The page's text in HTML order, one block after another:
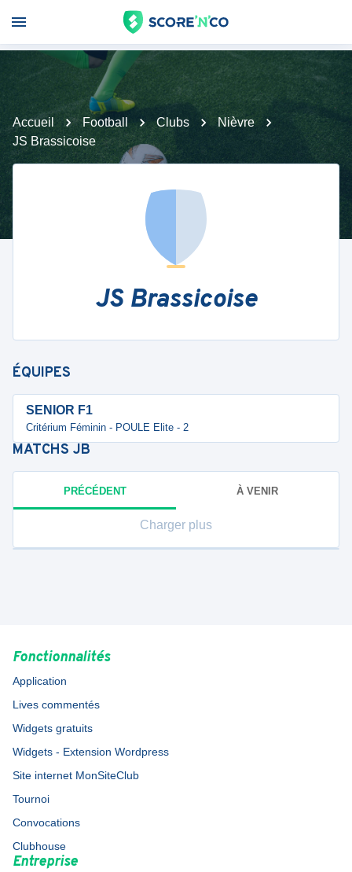
Accueil Football Clubs
Nièvre
JS Brassicoise
JS Brassicoise
ÉQUIPES
SENIOR F1
Critérium Féminin - POULE Elite - 2
MATCHS JB
PRÉCÉDENT À VENIR
Charger plus
Fonctionnalités
Application
Lives commentés
Widgets gratuits
Widgets - Extension Wordpress
Site internet MonSiteClub
Tournoi
Convocations
Clubhouse
Entreprise